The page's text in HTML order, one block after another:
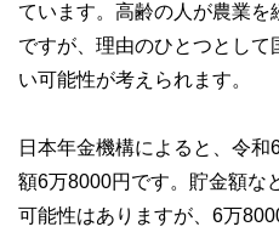
ています。高齢の人が農業を
ですが、理由のひとつとし
い可能性が考えられます。
日本年金機構によると、令和
額6万8000円です。貯金額な
可能性はありますが、6万